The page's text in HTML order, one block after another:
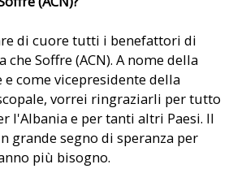
di cuore tutti i benefattori di
che Soffre (ACN). A nome della
e come vicepresidente della
vorrei ringraziarli per tutto
l'Albania e per tanti altri Paesi. Il
grande segno di speranza per
più bisogno.